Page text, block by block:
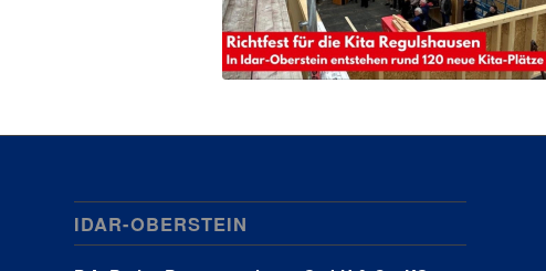
IDAR-OBERSTEIN